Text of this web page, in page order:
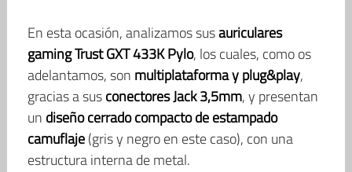
En esta ocasión, analizamos susauriculares
gaming Trust GXT 433K Pylo, los cuales, como os
adelantamos, son multiplataforma y plug&play,
gracias a susconectores Jack 3,5mm, y presentan
un diseño cerrado compacto de estampado
camuflaje(gris y negro en este caso), con una
estructura interna de metal.